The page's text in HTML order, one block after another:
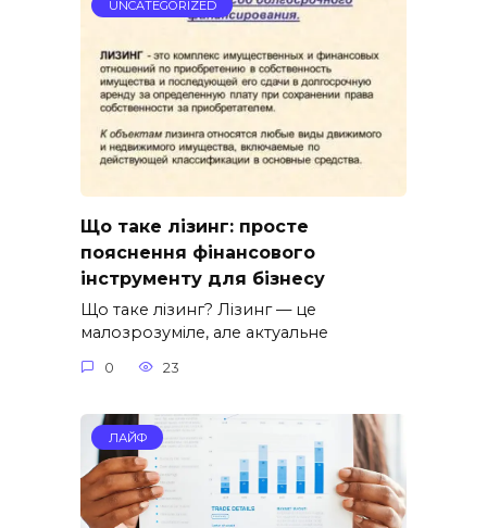
UNCATEGORIZED
Що таке лізинг: просте
пояснення фінансового
інструменту для бізнесу
Що таке лізинг? Лізинг — це
малозрозуміле, але актуальне
0 23
ЛАЙФ